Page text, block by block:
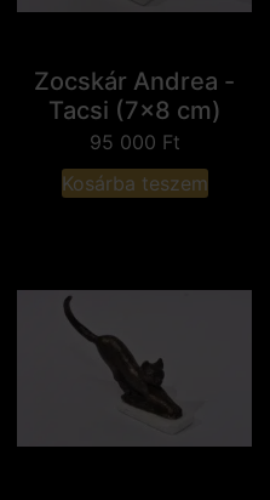
Zocskár Andrea -
Tacsi (7x8 cm)
95 000 Ft
Kosárba teszem